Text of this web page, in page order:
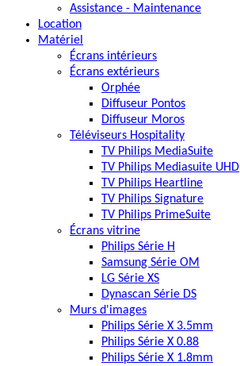
Assistance - Maintenance
Location
Matériel
Écrans intérieurs
Écrans extérieurs
Orphée
Diffuseur Pontos
Diffuseur Moros
Téléviseurs Hospitality
TV Philips MediaSuite
TV Philips Mediasuite UHD
TV Philips Heartline
TV Philips Signature
TV Philips PrimeSuite
Écrans vitrine
Philips Série H
Samsung Série OM
LG Série XS
Dynascan Série DS
Murs d'images
Philips Série X 3.5mm
Philips Série X 0.88
Philips Série X 1.8mm